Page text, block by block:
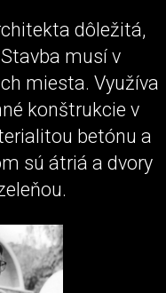
dôležitá,
musí v
miesta. Využíva
konštrukcie v
betónu a
sú átriá a dvory